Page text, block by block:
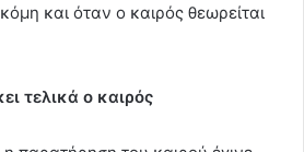
και όταν ο καιρός θεωρείται
τελικά ο καιρός